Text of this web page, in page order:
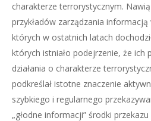
charakterze terrorystycznym.
przykładów zarządzania
których w ostatnich latach
których istniało podejrzenie, że ich
działania o charakterze
podkreślał istotne znaczenie
szybkiego i regularnego
„głodne informacji” środki przekazu